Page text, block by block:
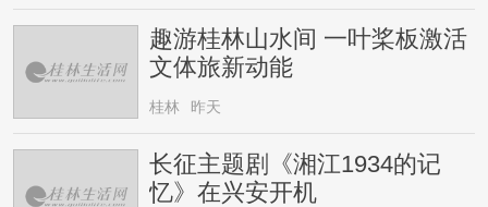
趣游桂林山水间 一叶桨板激活
文体旅新动能
桂林 昨天
长征主题剧《湘江1934的记
忆》在兴安开机